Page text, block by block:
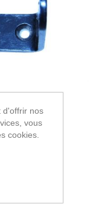
d'offrir nos
vous
cookies.